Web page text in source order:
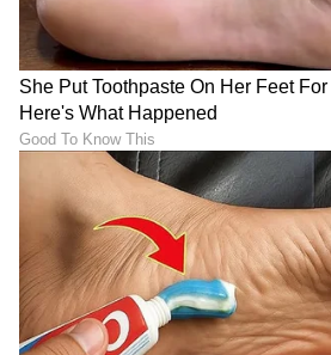
ಅದೃಷ್ಟ ಸಂಖ್ಯೆ: 3